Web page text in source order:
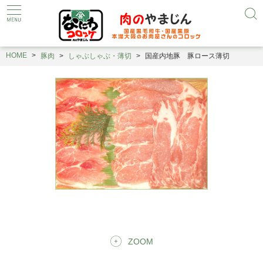
HOME 豚肉 しゃぶしゃぶ・薄切 国産内地豚 豚ロース薄切
ZOOM